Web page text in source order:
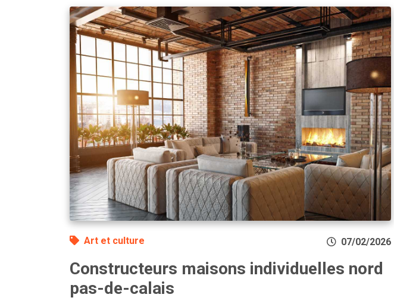
Art et culture 07/02/2026
Constructeurs maisons individuelles nord
pas-de-calais